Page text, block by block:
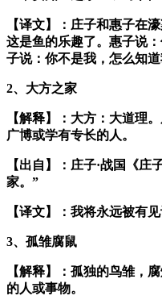
【译文】：庄子和惠子在
这是鱼的乐趣了。惠子说
子说：你不是我，怎么知
2、大方之家
【解释】：大方：大道理
广博或学有专长的人。
【出自】：庄子·战国《庄
家。”
【译文】：我将永远被有
3、孤雏腐鼠
【解释】：孤独的鸟雏，
的人或事物。